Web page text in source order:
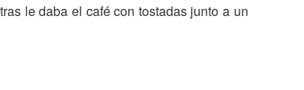
le daba el café con tostadas junto a un